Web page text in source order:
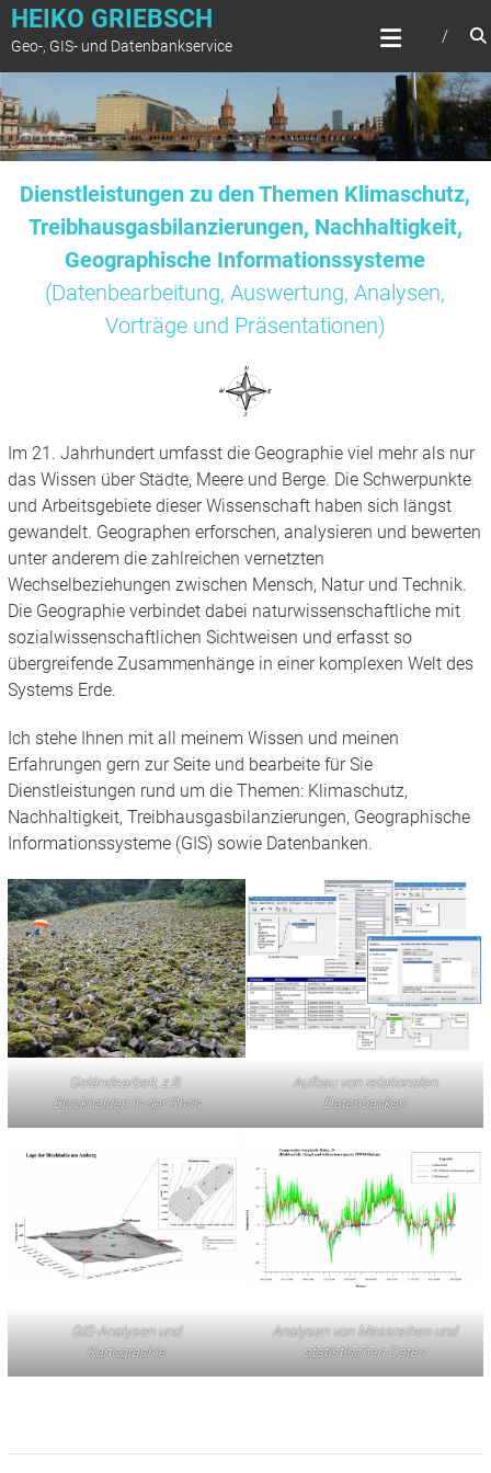
Zum
springen
HEIKO GRIEBSCH
Geo-, GIS- und Datenbankservice
Dienstleistungen zu den Themen Klimaschutz,
Treibhausgasbilanzierungen, Nachhaltigkeit,
Geographische Informationssysteme
(Datenbearbeitung, Auswertung, Analysen,
Vorträge und Präsentationen)
Im 21. Jahrhundert umfasst die Geographie viel mehr als nur
das Wissen über Städte, Meere und Berge. Die Schwerpunkte
und Arbeitsgebiete dieser Wissenschaft haben sich längst
gewandelt. Geographen erforschen, analysieren und bewerten
unter anderem die zahlreichen vernetzten
Wechselbeziehungen zwischen Mensch, Natur und Technik.
Die Geographie verbindet dabei naturwissenschaftliche mit
sozialwissenschaftlichen Sichtweisen und erfasst so
übergreifende Zusammenhänge in einer komplexen Welt des
Systems Erde.
Ich stehe Ihnen mit all meinem Wissen und meinen
Erfahrungen gern zur Seite und bearbeite für Sie
Dienstleistungen rund um die Themen: Klimaschutz,
Nachhaltigkeit, Treibhausgasbilanzierungen, Geographische
Informationssysteme (GIS) sowie Datenbanken.
Geländearbeit, z.B.
Blockhalden in der Rhön
Aufbau von relationalen
Datenbanken
GIS-Analysen und
Kartographie
Analysen von Messreihen und
statistischen Daten